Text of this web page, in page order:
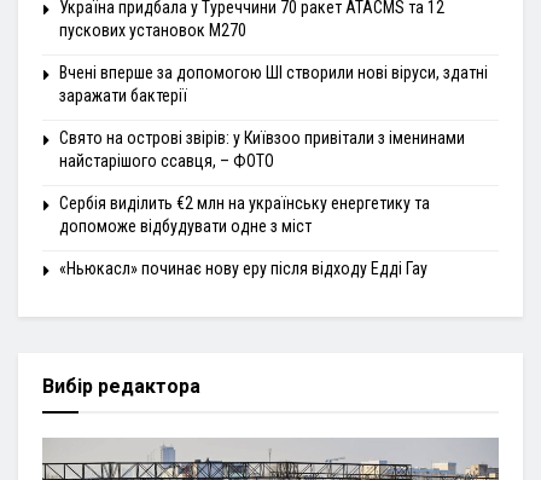
Україна придбала у Туреччини 70 ракет ATACMS та 12
пускових установок M270
Вчені вперше за допомогою ШІ створили нові віруси, здатні
заражати бактерії
Свято на острові звірів: у Київзоо привітали з іменинами
найстарішого ссавця, – ФОТО
Сербія виділить €2 млн на українську енергетику та
допоможе відбудувати одне з міст
«Ньюкасл» починає нову еру після відходу Едді Гау
Вибір редактора